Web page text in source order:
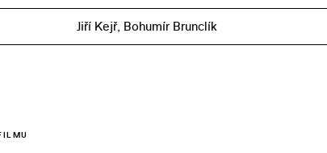
Jiří Kejř, Bohumír Brunclík